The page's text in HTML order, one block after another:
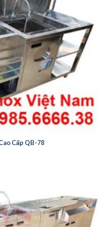
Cấp QB-78